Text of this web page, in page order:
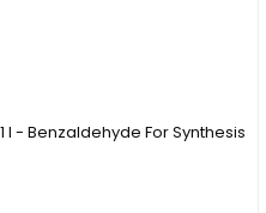
l - Benzaldehyde For Synthesis